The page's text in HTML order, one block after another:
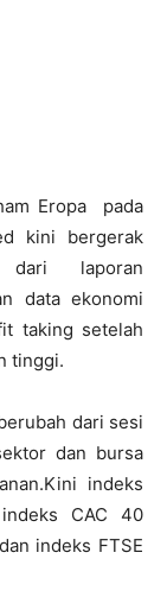
Eropa pada
kini bergerak
dari laporan
data ekonomi
taking setelah
tinggi.
dari sesi
dan bursa
indeks
CAC 40
indeks FTSE